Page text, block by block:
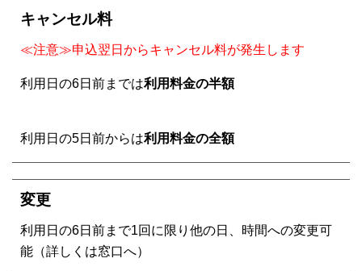
キャンセル料
≪注意≫申込翌日からキャンセル料が発生します
利用日の6日前までは利用料金の半額
利用日の5日前からは利用料金の全額
変更
利用日の6日前まで1回に限り他の日、時間への変更可
能（詳しくは窓口へ）